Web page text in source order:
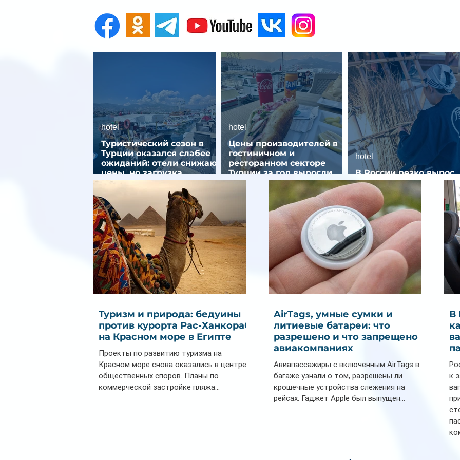
Туристический сезон в
Турции оказался слабее
ожиданий: отели снижают
цены, но загрузка
остается низкой
hotel
Цены производителей в
гостиничном и
ресторанном секторе
Турции за год выросли
почти на 32%
hotel
В России резко вырос
спрос на отели без
hotel
Туризм и природа: бедуины
против курорта Рас-Ханкораб
на Красном море в Египте
Проекты по развитию туризма на
Красном море снова оказались в центре
общественных споров. Планы по
коммерческой застройке пляжа...
AirTags, умные сумки и
литиевые батареи: что
разрешено и что запрещено в
авиакомпаниях
Авиапассажиры с включенным AirTags в
багаже узнали о том, разрешены ли
крошечные устройства слежения на
рейсах. Гаджет Apple был выпущен...
В
к